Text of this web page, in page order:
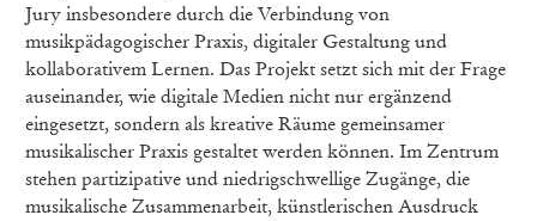
Jury insbesondere durch die Verbindung von
musikpädagogischer Praxis, digitaler Gestaltung und
kollaborativem Lernen. Das Projekt setzt sich mit der Frage
auseinander, wie digitale Medien nicht nur ergänzend
eingesetzt, sondern als kreative Räume gemeinsamer
musikalischer Praxis gestaltet werden können. Im Zentrum
stehen partizipative und niedrigschwellige Zugänge, die
musikalische Zusammenarbeit, künstlerischen Ausdruck